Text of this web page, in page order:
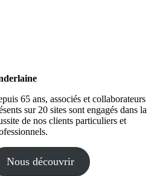
comptable – Avocat – Audit
65 ans, associés et collaborateurs
sur 20 sites sont engagés dans la
de nos clients particuliers et
Nous découvrir